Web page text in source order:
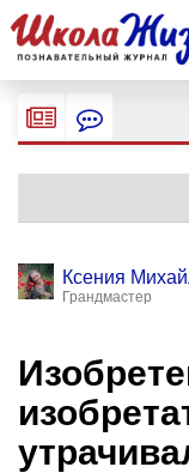
Ксения
Грандмастер